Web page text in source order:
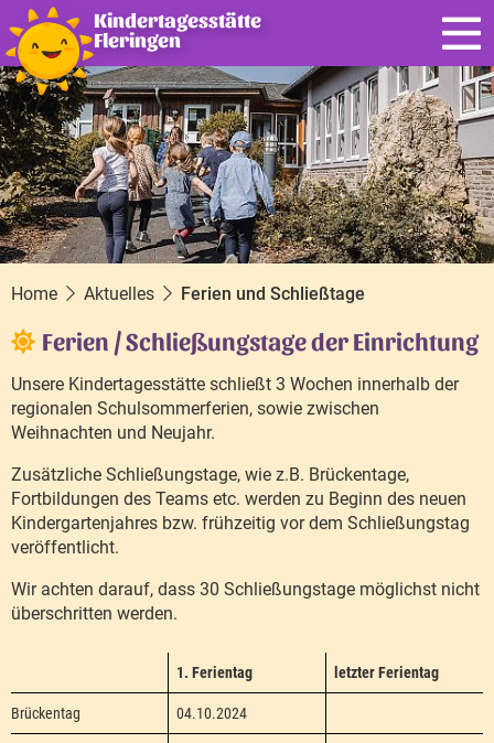
Kindertagesstätte
Fleringen
Home Aktuelles Ferien und Schließtage
Ferien / Schließungstage der Einrichtung
Unsere Kindertagesstätte schließt 3 Wochen innerhalb der
regionalen Schulsommerferien, sowie zwischen
Weihnachten und Neujahr.
Zusätzliche Schließungstage, wie z.B. Brückentage,
Fortbildungen des Teams etc. werden zu Beginn des neuen
Kindergartenjahres bzw. frühzeitig vor dem Schließungstag
veröffentlicht.
Wir achten darauf, dass 30 Schließungstage möglichst nicht
überschritten werden.
1. Ferientag letzter Ferientag
Brückentag 04.10.2024